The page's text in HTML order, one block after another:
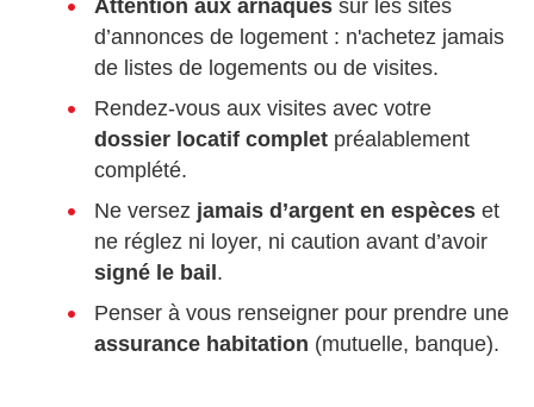
Attention aux arnaquessur les sites
d’annonces de logement : n'achetez jamais
de listes de logements ou de visites.
Rendez-vous aux visites avec votre
dossier locatif completpréalablement
complété.
Ne versez jamais d’argent en espèceset
ne réglez ni loyer, ni caution avant d’avoir
signé le bail .
Penser à vous renseigner pour prendre une
assurance habitation (mutuelle, banque).